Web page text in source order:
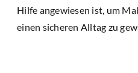
Hilfe angewiesen ist, um
einen sicheren Alltag zu